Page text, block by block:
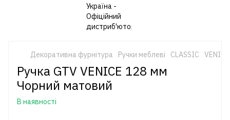
Декоративна фурнітура Ручки меблеві CLASSIC VENICE
Ручка GTV VENICE 128 мм
Чорний матовий
В наявності